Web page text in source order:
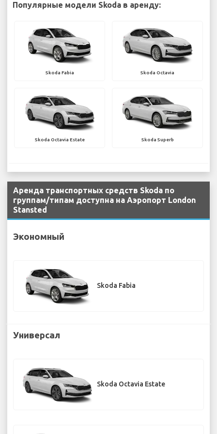
Популярные модели Skoda в аренду:
Skoda Fabia Skoda Octavia
Skoda Octavia Estate Skoda Superb
Аренда транспортных средств Skoda по
группам/типам доступна на Аэропорт London
Stansted
Экономный
Skoda Fabia
Универсал
Skoda Octavia Estate